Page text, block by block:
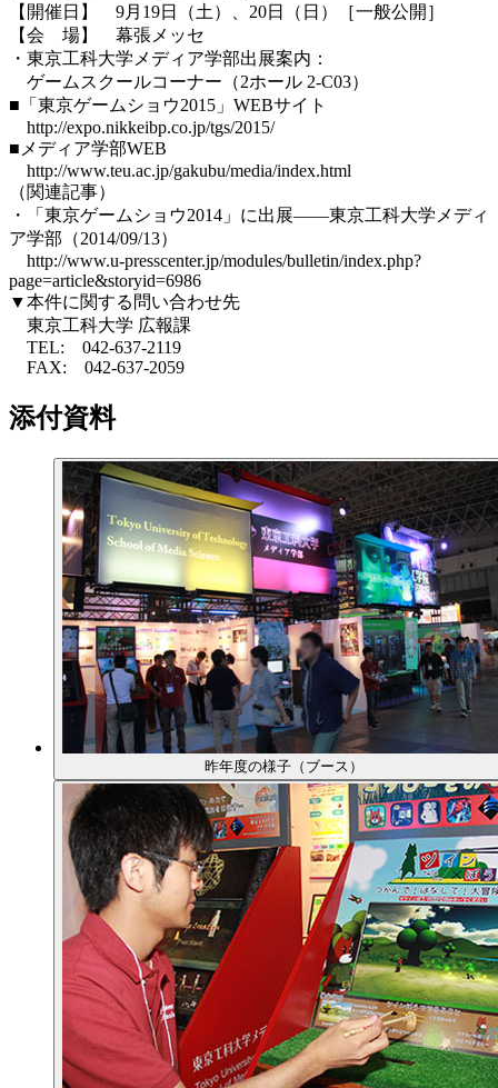
【開催日】 9月19日（土）、20日（日）［一般公開］
【会 場】 幕張メッセ
・東京工科大学メディア学部出展案内：
ゲームスクールコーナー（2ホール 2-C03）
■「東京ゲームショウ2015」WEBサイト
http://expo.nikkeibp.co.jp/tgs/2015/
■メディア学部WEB
http://www.teu.ac.jp/gakubu/media/index.html
（関連記事）
・「東京ゲームショウ2014」に出展――東京工科大学メディ
ア学部（2014/09/13）
http://www.u-presscenter.jp/modules/bulletin/index.php?
page=article&storyid=6986
▼本件に関する問い合わせ先
東京工科大学 広報課
TEL: 042-637-2119
FAX: 042-637-2059
添付資料
昨年度の様子（ブース）